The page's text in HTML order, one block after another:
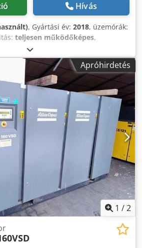
Hívás
, Gyártási év: 2018, üzemórák:
teljesen működőképes,
csavarkompresszor Atlas Copco
és szárító integrált. 160 kW
Gyártási év: 2018 Csak 27 910
Cedpfsxbh Ddox Alwsrf
Apróhirdetés
1 /2